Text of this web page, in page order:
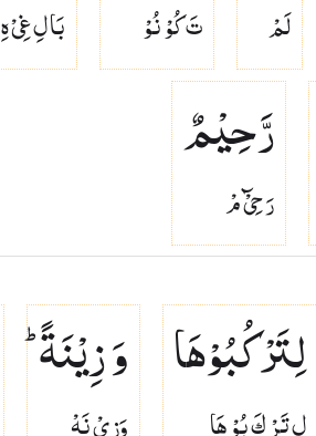
لَمْ تَ كُوْ نُوْ بَا لِ غِىْ هِ
رَّحِیْمٌ
رَ حِىْٓ مْ
لِتَرْكُبُوْهَا
لِ تَرْ كَ بُوْ هَا
وَ زِیْنَةً ؕ
وَزِىْ نَهْ